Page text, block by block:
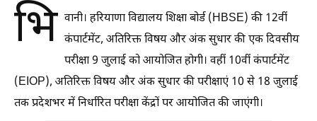
भि वानी। हरियाणा विद्यालय शिक्षा बोर्ड (HBSE) की 12वीं
कंपार्टमेंट, अतिरिक्त विषय और अंक सुधार की एक दिवसीय
परीक्षा 9 जुलाई को आयोजित होगी। वहीं 10वीं कंपार्टमेंट
(EIOP), अतिरिक्त विषय और अंक सुधार की परीक्षाएं 10 से 18 जुलाई
तक प्रदेशभर में निर्धारित परीक्षा केंद्रों पर आयोजित की जाएंगी।